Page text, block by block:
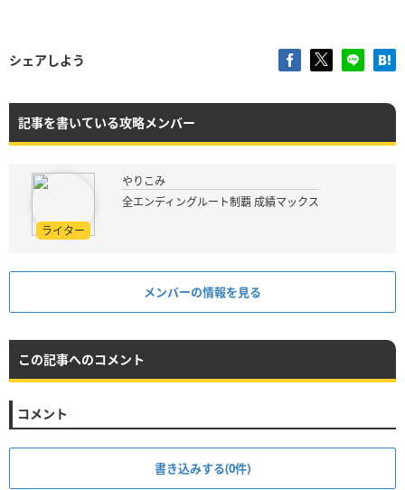
シェアしよう
記事を書いている攻略メンバー
ライター
やりこみ
全エンディングルート制覇 成績マックス
メンバーの情報を見る
この記事へのコメント
コメント
書き込みする(0件)